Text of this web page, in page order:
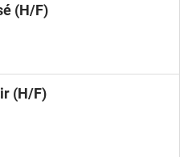
(H/F)(Nouvelle
(H/F)(Nouvelle